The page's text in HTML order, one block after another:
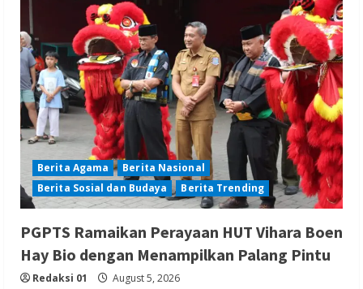
Berita Agama
Berita Nasional
Berita Sosial dan Budaya
Berita Trending
PGPTS Ramaikan Perayaan HUT Vihara Boen
Hay Bio dengan Menampilkan Palang Pintu
Redaksi 01 August 5, 2026